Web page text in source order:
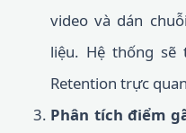
video và dán
liệu. Hệ thống sẽ
Retention trực
Phân tích điểm